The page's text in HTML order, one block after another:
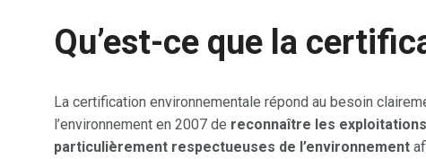
Qu’est-ce que la
La certification environnementale répond au besoin
l’environnement en 2007 de reconnaître les
particulièrement respectueuses de l’environnement